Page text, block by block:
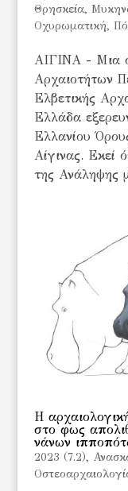
Θρησκεία,
Οχυρωματική,
ΑΙΓΙΝΑ - Μια
Αρχαιοτήτων
Ελβετικής
Ελλάδα
Ελλανίου
Αίγινας. Εκεί
της Ανάληψης
Η
στο φως
νάνων
2023 (7.2),